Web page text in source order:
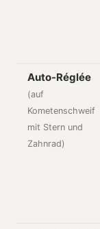
Auto-Réglée
(auf
Kometenschweif
mit Stern und
Zahnrad)